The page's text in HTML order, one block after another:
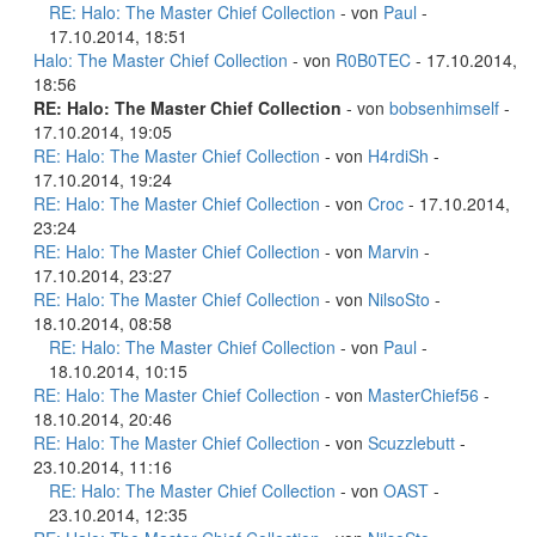
RE: Halo: The Master Chief Collection - von Paul -
17.10.2014, 18:51
Halo: The Master Chief Collection - von R0B0TEC - 17.10.2014,
18:56
RE: Halo: The Master Chief Collection - von bobsenhimself -
17.10.2014, 19:05
RE: Halo: The Master Chief Collection - von H4rdiSh -
17.10.2014, 19:24
RE: Halo: The Master Chief Collection - von Croc - 17.10.2014,
23:24
RE: Halo: The Master Chief Collection - von Marvin -
17.10.2014, 23:27
RE: Halo: The Master Chief Collection - von NilsoSto -
18.10.2014, 08:58
RE: Halo: The Master Chief Collection - von Paul -
18.10.2014, 10:15
RE: Halo: The Master Chief Collection - von MasterChief56 -
18.10.2014, 20:46
RE: Halo: The Master Chief Collection - von Scuzzlebutt -
23.10.2014, 11:16
RE: Halo: The Master Chief Collection - von OAST -
23.10.2014, 12:35